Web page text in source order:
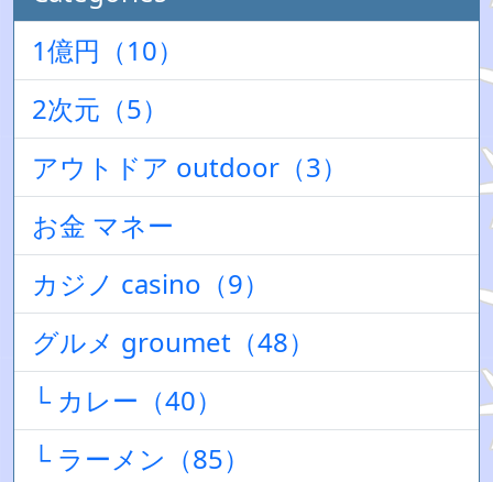
1億円（10）
2次元（5）
アウトドア outdoor（3）
お金 マネー
カジノ casino（9）
グルメ groumet（48）
└ カレー（40）
└ ラーメン（85）